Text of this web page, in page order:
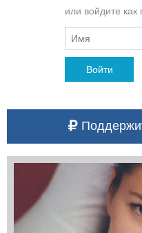
или войдите как
Войти